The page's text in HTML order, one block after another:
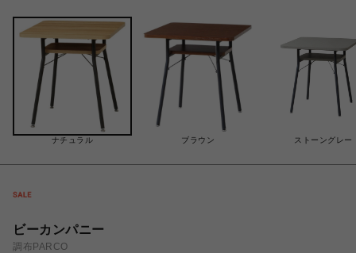
ナチュラル ブラウン ストーングレー
ビーカンパニー
調布PARCO